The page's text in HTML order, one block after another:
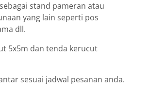
stand pameran atau
yang lain seperti pos
dll.
5x5m dan tenda kerucut
sesuai jadwal pesanan anda.